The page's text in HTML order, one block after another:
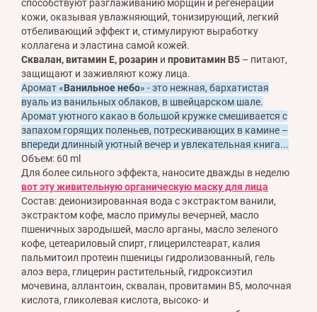
способствуют разглаживанию морщин и регенерации
кожи, оказывая увлажняющий, тонизирующий, легкий
отбеливающий эффект и, стимулируют выработку
коллагена и эластина самой кожей.
Сквалан, витамин Е, розарин и провитамин В5 – питают,
защищают и заживляют кожу лица.
Аромат «Ванильное небо» - это нежная, бархатистая
вуаль из ванильных облаков, в швейцарском шале.
Аромат уютного какао в большой кружке смешивается с
запахом горящих поленьев, потрескивающих в камине –
впереди длинный уютный вечер и увлекательная книга...
Объем: 60 ml
Для более сильного эффекта, наносите дважды в неделю
вот эту живительную органическую маску для лица
Состав: деионизированная вода с экстрактом ванили,
экстрактом кофе, масло примулы вечерней, масло
пшеничных зародышей, масло арганы, масло зеленого
кофе, цетеариловый спирт, глицерилстеарат, калия
пальмитоил протеин пшеницы гидролизованный, гель
алоэ вера, глицерин растительный, гидроксиэтил
мочевина, аллантоин, сквалан, провитамин В5, молочная
кислота, гликолевая кислота, высоко- и